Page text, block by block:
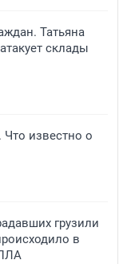
Татьяна
склады
известно о
грузили
в